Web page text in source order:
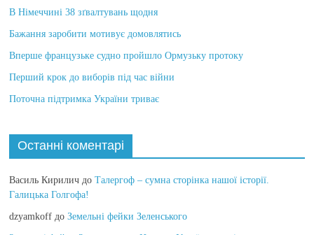
В Німеччині 38 зґвалтувань щодня
Бажання заробити мотивує домовлятись
Вперше французьке судно пройшло Ормузьку протоку
Перший крок до виборів під час війни
Поточна підтримка України триває
Останні коментарі
Василь Кирилич до Талергоф – сумна сторінка нашої історії.
Галицька Голгофа!
dzyamkoff доЗемельні фейки Зеленського